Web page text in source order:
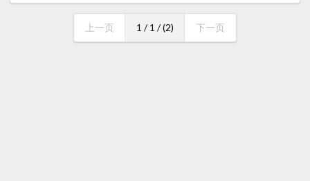
上一页 1 / 1 / (2) 下一页